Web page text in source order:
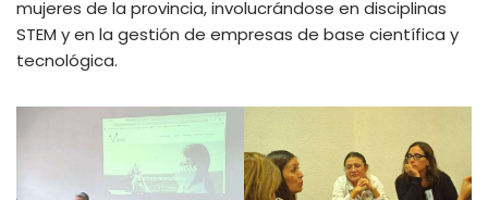
mujeres de la provincia, involucrándose en disciplinas
STEM y en la gestión de empresas de base científica y
tecnológica.